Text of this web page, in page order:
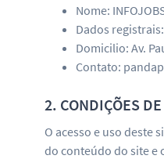
Nome:
Dados
Domicilio: Av.
Contato:
2. CONDIÇÕES
O acesso e uso deste
do conteúdo do site e